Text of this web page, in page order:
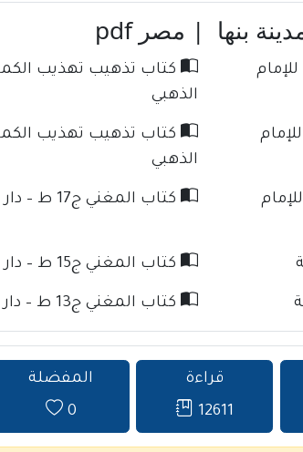
كتاب تذهيب تهذيب الكمال في أسماء الرجال ج11 PDF للإمام
الذهبي
كتاب تذهيب تهذيب الكمال في أسماء الرجال ج9 PDF للإمام
الذهبي
كتاب تذهيب تهذيب الكمال في أسماء الرجال ج7 PDF للإمام
كتاب المغني ج17 ط – دار كنوز الإسلام للإمام ابن قدامة
كتاب المغني ج15 ط – دار كنوز الإسلام للإمام ابن قدامة
كتاب المغني ج13 ط – دار كنوز الإسلام للإمام ابن قدامة
قراءة
12611
المفضلة
0